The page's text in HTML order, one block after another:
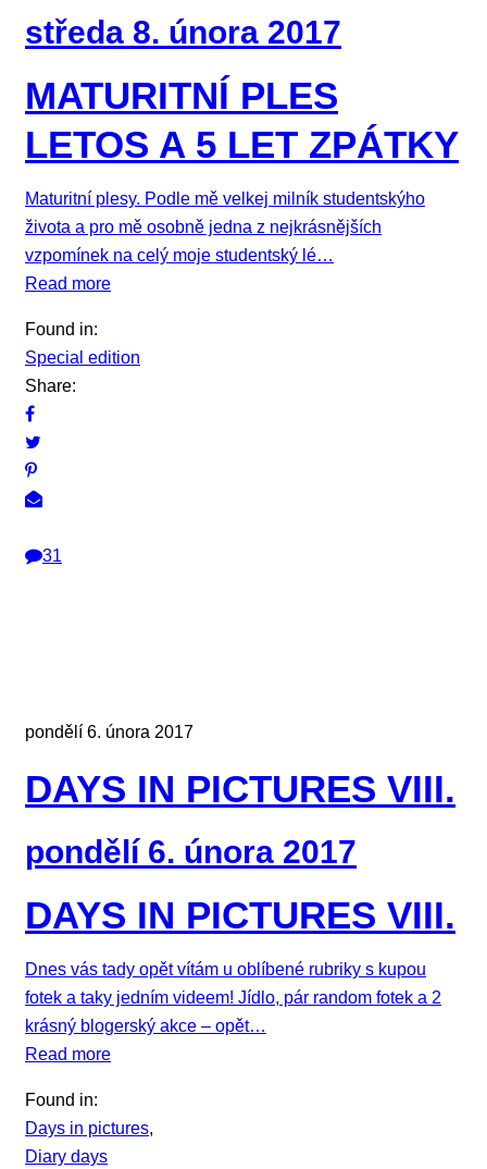
středa 8. února 2017
MATURITNÍ PLES
LETOS A 5 LET ZPÁTKY
Maturitní plesy. Podle mě velkej milník studentskýho
života a pro mě osobně jedna z nejkrásnějších
vzpomínek na celý moje studentský lé…
Read more
Found in:
Special edition
Share:
31
pondělí 6. února 2017
DAYS IN PICTURES VIII.
pondělí 6. února 2017
DAYS IN PICTURES VIII.
Dnes vás tady opět vítám u oblíbené rubriky s kupou
fotek a taky jedním videem! Jídlo, pár random fotek a 2
krásný blogerský akce – opět…
Read more
Found in:
Days in pictures,
Diary days